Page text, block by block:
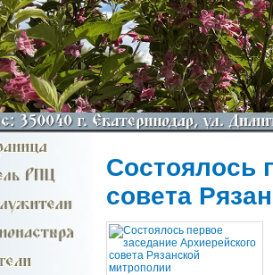
Состоялось
совета